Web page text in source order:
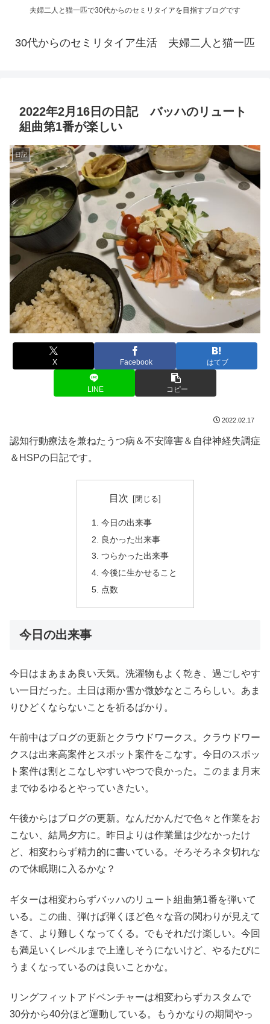
夫婦二人と猫一匹で30代からのセミリタイアを目指すブログです
30代からのセミリタイア生活 夫婦二人と猫一匹
2022年2月16日の日記 バッハのリュート
組曲第1番が楽しい
日記
X Facebook はてブ
LINE コピー
2022.02.17
認知行動療法を兼ねたうつ病＆不安障害＆自律神経失調症
＆HSPの日記です。
目次
今日の出来事
良かった出来事
つらかった出来事
今後に生かせること
点数
今日の出来事
今日はまあまあ良い天気。洗濯物もよく乾き、過ごしやす
い一日だった。土日は雨か雪か微妙なところらしい。あま
りひどくならないことを祈るばかり。
午前中はブログの更新とクラウドワークス。クラウドワー
クスは出来高案件とスポット案件をこなす。今日のスポッ
ト案件は割とこなしやすいやつで良かった。このまま月末
までゆるゆるとやっていきたい。
午後からはブログの更新。なんだかんだで色々と作業をお
こない、結局夕方に。昨日よりは作業量は少なかったけ
ど、相変わらず精力的に書いている。そろそろネタ切れな
ので休眠期に入るかな？
ギターは相変わらずバッハのリュート組曲第1番を弾いて
いる。この曲、弾けば弾くほど色々な音の関わりが見えて
きて、より難しくなってくる。でもそれだけ楽しい。今回
も満足いくレベルまで上達しそうにないけど、やるたびに
うまくなっているのは良いことかな。
リングフィットアドベンチャーは相変わらずカスタムで
30分から40分ほど運動している。もうかなりの期間やっ